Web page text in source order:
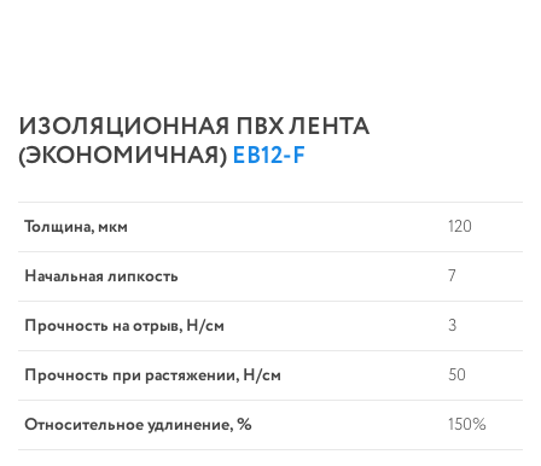
ИЗОЛЯЦИОННАЯ ПВХ ЛЕНТА
(ЭКОНОМИЧНАЯ) EB12-F
Толщина, мкм 120
Начальная липкость 7
Прочность на отрыв, Н/см 3
Прочность при растяжении, Н/см 50
Относительное удлинение, % 150%